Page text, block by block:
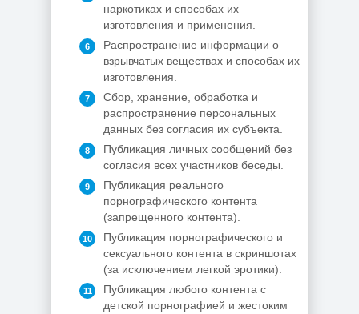
наркотиках и способах их
изготовления и применения.
Распространение информации о
взрывчатых веществах и способах их
изготовления.
Сбор, хранение, обработка и
распространение персональных
данных без согласия их субъекта.
Публикация личных сообщений без
согласия всех участников беседы.
Публикация реального
порнографического контента
(запрещенного контента).
Публикация порнографического и
сексуального контента в скриншотах
(за исключением легкой эротики).
Публикация любого контента с
детской порнографией и жестоким